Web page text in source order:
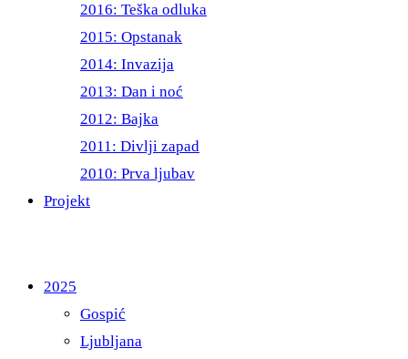
2016: Teška odluka
2015: Opstanak
2014: Invazija
2013: Dan i noć
2012: Bajka
2011: Divlji zapad
2010: Prva ljubav
Projekt
2025
Gospić
Ljubljana